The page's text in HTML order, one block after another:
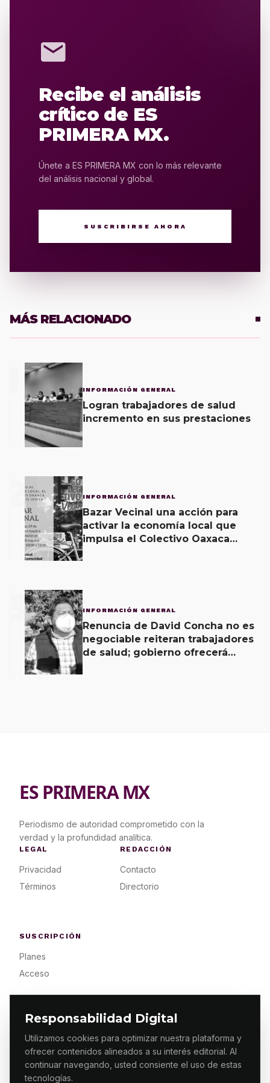
Responsabilidad Digital
Utilizamos cookies para optimizar nuestra plataforma y
ofrecer contenidos alineados a su interés editorial. Al
continuar navegando, usted consiente el uso de estas
tecnologías.
mail
Recibe el análisis
crítico de ES
PRIMERA MX.
Únete a ES PRIMERA MX con lo más relevante
del análisis nacional y global.
SUSCRIBIRSE AHORA
MÁS RELACIONADO
INFORMACIÓN GENERAL
Logran trabajadores de salud
incremento en sus prestaciones
2 INFORMACIÓN GENERAL
Bazar Vecinal una acción para
activar la economía local que
impulsa el Colectivo Oaxaca
3 INFORMACIÓN GENERAL
Renuncia de David Concha no es
negociable reiteran trabajadores
de salud; gobierno ofrecerá
ES PRIMERA MX
Periodismo de autoridad comprometido con la
verdad y la profundidad analítica.
LEGAL
Privacidad
Términos
REDACCIÓN
Contacto
Directorio
SUSCRIPCIÓN
Planes
Acceso
© 2026 ES PRIMERA MX. ALGUNOS DERECHOS
RESERVADOS / DESIGNMAKING.MX